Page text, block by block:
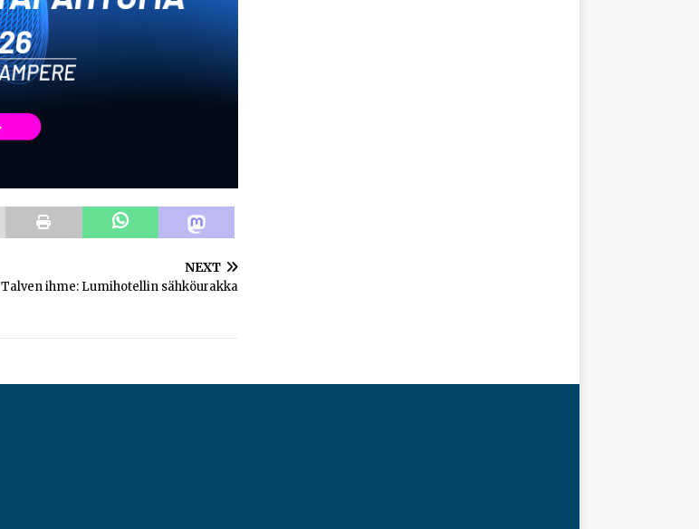
NEXT
Talven ihme: Lumihotellin sähköurakka